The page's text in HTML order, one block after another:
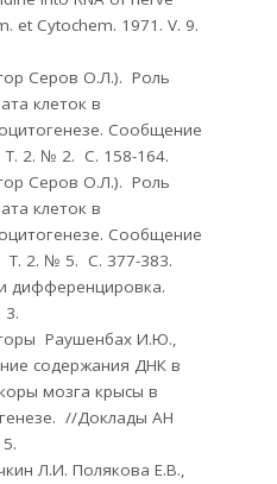
et Cytochem. 1971. V. 9.
Серов О.Л.). Роль
клеток в
Сообщение
2. № 2. С. 158-164.
Серов О.Л.). Роль
клеток в
Сообщение
Т. 2. № 5. С. 377-383.
дифференцировка.
Раушенбах И.Ю.,
содержания ДНК в
мозга крысы в
//Доклады АН
Л.И. Полякова Е.В.,